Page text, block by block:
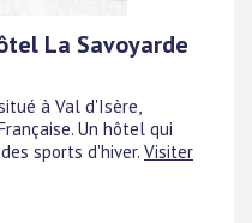
La Savoyarde
à Val d'Isère,
Un hôtel qui
sports d'hiver. Visiter